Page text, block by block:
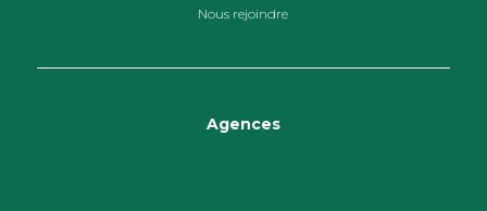
Nous rejoindre
Agences